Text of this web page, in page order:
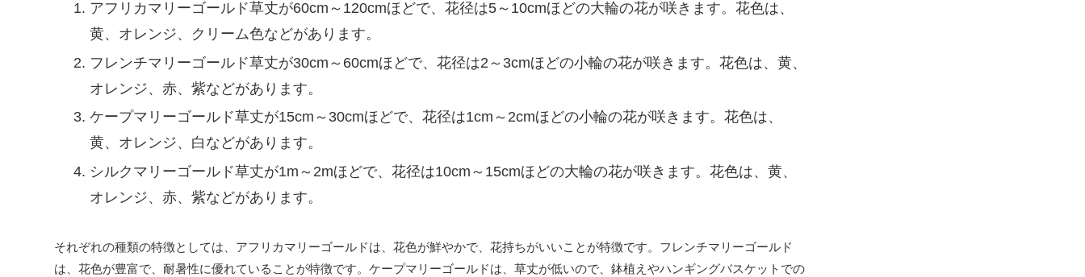
アフリカマリーゴールド草丈が60cm～120cmほどで、花径は5～10cmほどの大輪の花が咲きます。花色は、
黄、オレンジ、クリーム色などがあります。
フレンチマリーゴールド草丈が30cm～60cmほどで、花径は2～3cmほどの小輪の花が咲きます。花色は、黄、
オレンジ、赤、紫などがあります。
ケープマリーゴールド草丈が15cm～30cmほどで、花径は1cm～2cmほどの小輪の花が咲きます。花色は、
黄、オレンジ、白などがあります。
シルクマリーゴールド草丈が1m～2mほどで、花径は10cm～15cmほどの大輪の花が咲きます。花色は、黄、
オレンジ、赤、紫などがあります。
それぞれの種類の特徴としては、アフリカマリーゴールドは、花色が鮮やかで、花持ちがいいことが特徴です。フレンチマリーゴールド
は、花色が豊富で、耐暑性に優れていることが特徴です。ケープマリーゴールドは、草丈が低いので、鉢植えやハンギングバスケットでの